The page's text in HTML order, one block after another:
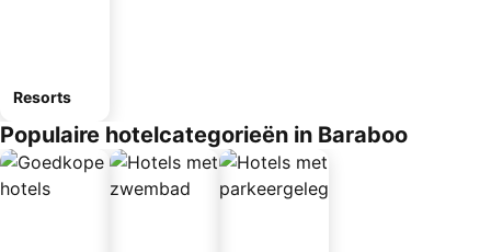
Resorts
Populaire hotelcategorieën in Baraboo